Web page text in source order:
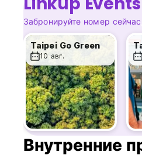
Индивидуальные
Горячая вода в душе
Бесплатный гель для душа
Бесплатные фены
Услуги прачечной
Читальный зал
Общественная кухня
Бесплатная камера
Кулер с бесплатной водой
Кондиционер (весной и
Типы номеров: общие
По-настоящему
Карты, туристическая
7/11, Starbucks,
Забронируйте номер
Taipei Go Green
10 авг.
Внутренние